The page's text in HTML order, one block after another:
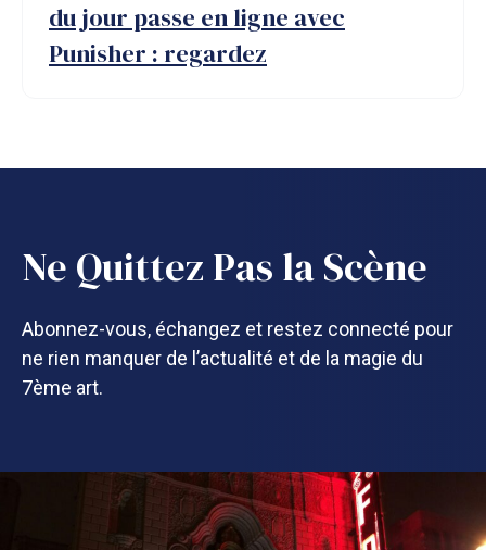
du jour passe en ligne avec
Punisher : regardez
Ne Quittez Pas la Scène
Abonnez-vous, échangez et restez connecté pour
ne rien manquer de l’actualité et de la magie du
7ème art.